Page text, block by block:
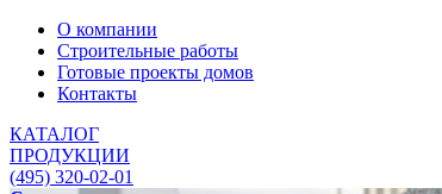
О компании
Строительные работы
Готовые проекты домов
Контакты
КАТАЛОГ
ПРОДУКЦИИ
(495) 320-02-01